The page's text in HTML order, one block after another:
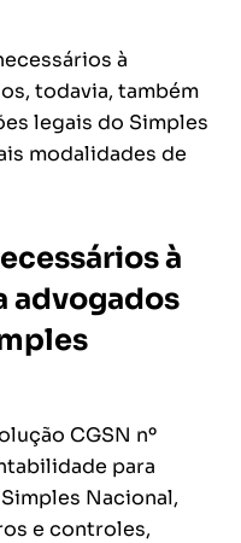
à
todavia, também
legais do Simples
modalidades de
à
advogados
CGSN nº
para
Nacional,
e controles,